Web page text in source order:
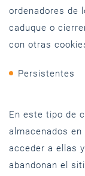
ordenadores de
caduque o
con otras
Persistentes
En este tipo de
almacenados
acceder a ellas
abandonan el